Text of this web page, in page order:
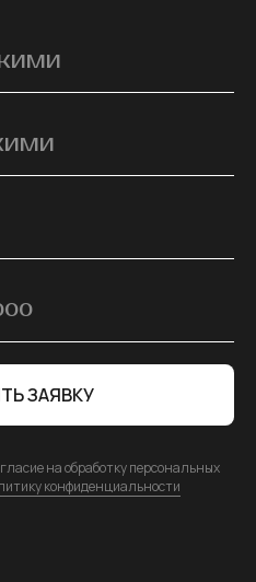
ЗАЯВКУ
на обработку персональных
конфиденциальности